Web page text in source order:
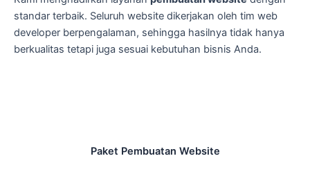
standar terbaik. Seluruh website dikerjakan oleh tim web
developer berpengalaman, sehingga hasilnya tidak hanya
berkualitas tetapi juga sesuai kebutuhan bisnis Anda.
Paket Pembuatan Website